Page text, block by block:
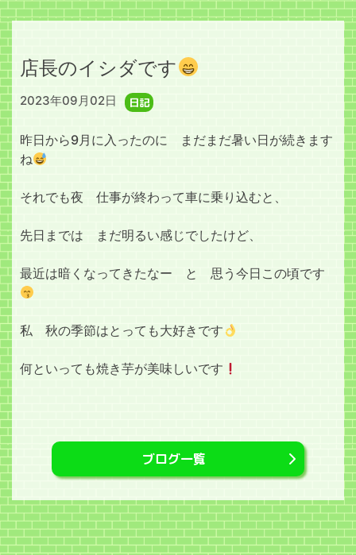
店長のイシダです
2023年09月02日 日記
昨日から9月に入ったのに まだまだ暑い日が続きます
ね
それでも夜 仕事が終わって車に乗り込むと、
先日までは まだ明るい感じでしたけど、
最近は暗くなってきたなー と 思う今日この頃です
私 秋の季節はとっても大好きです
何といっても焼き芋が美味しいです
ブログ一覧